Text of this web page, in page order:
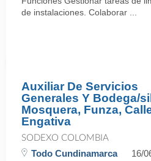
de instalaciones. Colaborar ...
Auxiliar De Servicios
Generales Y Bodega/
Mosquera, Funza,
Engativa
SODEXO COLOMBIA
Todo Cundinamarca 16/